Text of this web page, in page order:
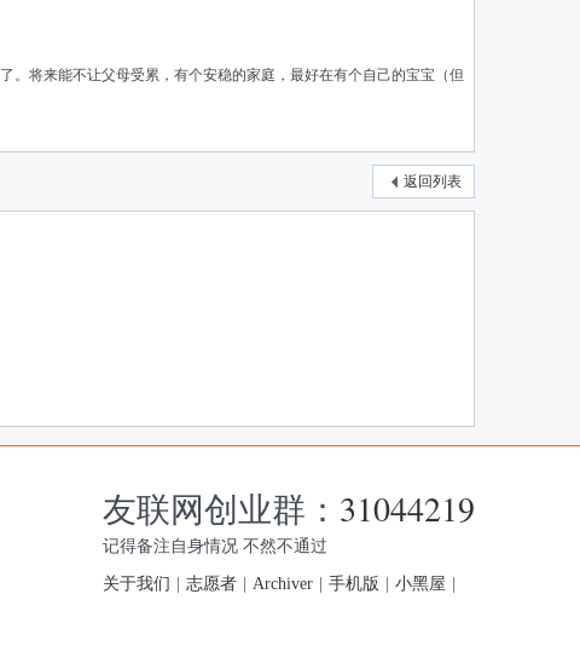
。将来能不让父母受累，有个安稳的家庭，最好在有个自己的宝宝（但
返回列表
友联网创业群： 31044219
记得备注自身情况 不然不通过
关于我们 志愿者 Archiver 手机版 小黑屋